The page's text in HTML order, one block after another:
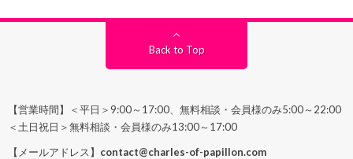
Back to Top
【営業時間】＜平日＞9:00～17:00、無料相談・会員様のみ5:00～22:00
＜土日祝日＞無料相談・会員様のみ13:00～17:00
【メールアドレス】 contact@charles-of-papillon.com